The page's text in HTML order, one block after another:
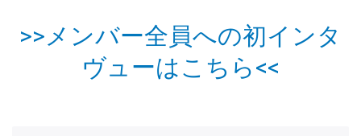
>>メンバー全員への初インタ
ヴューはこちら<<